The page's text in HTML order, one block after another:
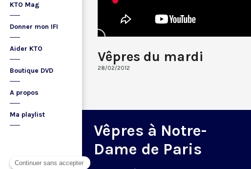
KTO Mag
Donner mon IFI
Aider KTO
Boutique DVD
A propos
Ma playlist
Vêpres du mardi
28/02/2012
Vêpres à Notre-
Dame de Paris